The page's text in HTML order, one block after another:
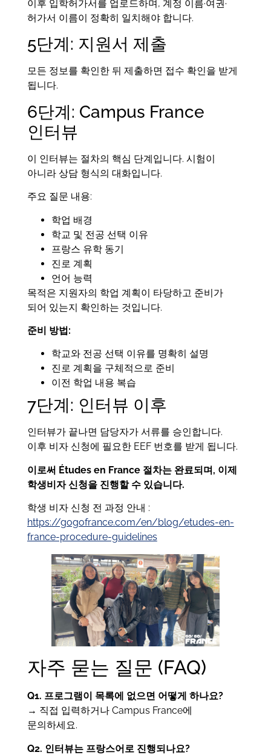
이후 입학허가서를 업로드하며, 계정 이름·여권·
허가서 이름이 정확히 일치해야 합니다.
5단계: 지원서 제출
모든 정보를 확인한 뒤 제출하면 접수 확인을 받게
됩니다.
6단계: Campus France
인터뷰
이 인터뷰는 절차의 핵심 단계입니다. 시험이
아니라 상담 형식의 대화입니다.
주요 질문 내용:
학업 배경
학교 및 전공 선택 이유
프랑스 유학 동기
진로 계획
언어 능력
목적은 지원자의 학업 계획이 타당하고 준비가
되어 있는지 확인하는 것입니다.
준비 방법:
학교와 전공 선택 이유를 명확히 설명
진로 계획을 구체적으로 준비
이전 학업 내용 복습
7단계: 인터뷰 이후
인터뷰가 끝나면 담당자가 서류를 승인합니다.
이후 비자 신청에 필요한 EEF 번호를 받게 됩니다.
이로써 Études en France 절차는 완료되며, 이제
학생비자 신청을 진행할 수 있습니다.
학생 비자 신청 전 과정 안내 :
https://gogofrance.com/en/blog/etudes-en-
france-procedure-guidelines
자주 묻는 질문 (FAQ)
Q1. 프로그램이 목록에 없으면 어떻게 하나요?
→ 직접 입력하거나 Campus France에
문의하세요.
Q2. 인터뷰는 프랑스어로 진행되나요?